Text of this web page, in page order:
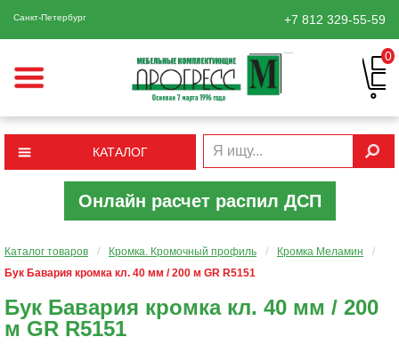
Санкт-Петербург +7 812 329-55-59
0
КАТАЛОГ
Онлайн расчет распил ДСП
Каталог товаров / Кромка. Кромочный профиль / Кромка Меламин
/
Бук Бавария кромка кл. 40 мм / 200 м GR R5151
Бук Бавария кромка кл. 40 мм / 200
м GR R5151